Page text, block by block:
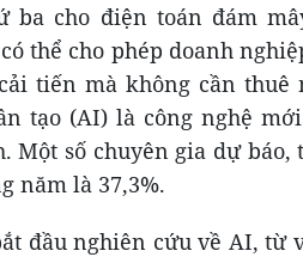
cho điện toán đám
thể cho phép doanh
tiến mà không cần thuê
tạo (AI) là công nghệ
số chuyên gia dự báo,
năm là 37,3%.
đầu nghiên cứu về AI, từ